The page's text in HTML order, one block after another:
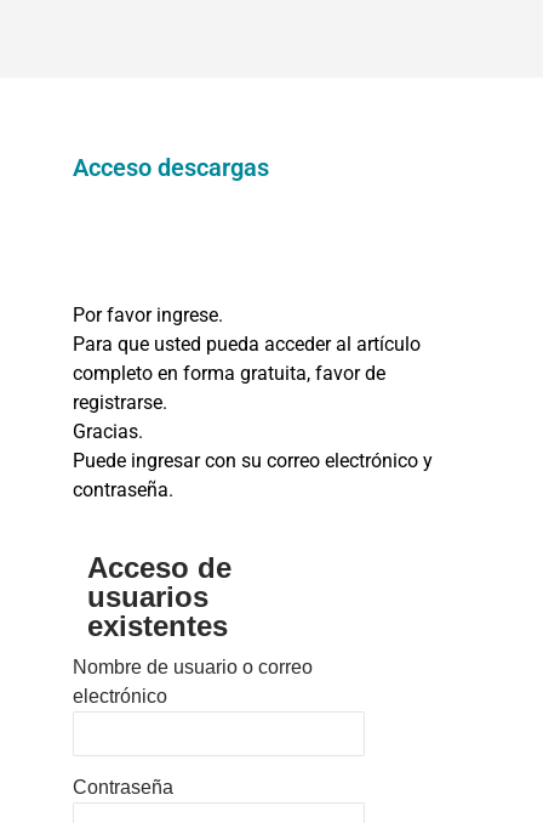
Acceso descargas
Por favor ingrese.
Para que usted pueda acceder al artículo
completo en forma gratuita, favor de
registrarse.
Gracias.
Puede ingresar con su correo electrónico y
contraseña.
Acceso de
usuarios
existentes
Nombre de usuario o correo
electrónico
Contraseña